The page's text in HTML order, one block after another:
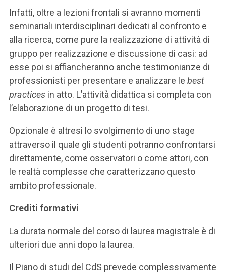
Infatti, oltre a lezioni frontali si avranno momenti
seminariali interdisciplinari dedicati al confronto e
alla ricerca, come pure la realizzazione di attività di
gruppo per realizzazione e discussione di casi: ad
esse poi si affiancheranno anche testimonianze di
professionisti per presentare e analizzare le best
practices in atto. L’attività didattica si completa con
l’elaborazione di un progetto di tesi.
Opzionale è altresì lo svolgimento di uno stage
attraverso il quale gli studenti potranno confrontarsi
direttamente, come osservatori o come attori, con
le realtà complesse che caratterizzano questo
ambito professionale.
Crediti formativi
La durata normale del corso di laurea magistrale è di
ulteriori due anni dopo la laurea.
Il Piano di studi del CdS prevede complessivamente